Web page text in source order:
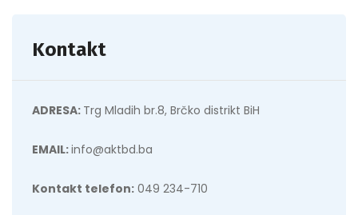
Kontakt
ADRESA: Trg Mladih br.8, Brčko distrikt BiH
EMAIL:info@aktbd.ba
Kontakt telefon: 049 234-710